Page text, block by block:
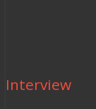
Interview